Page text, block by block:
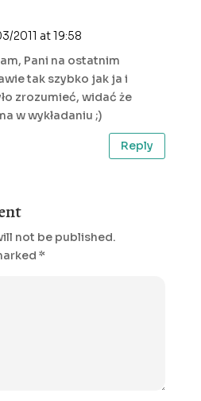
2011 at 19:58
Pani na ostatnim
tak szybko jak ja i
zrozumieć, widać że
w wykładaniu ;)
Reply
not be published.
*